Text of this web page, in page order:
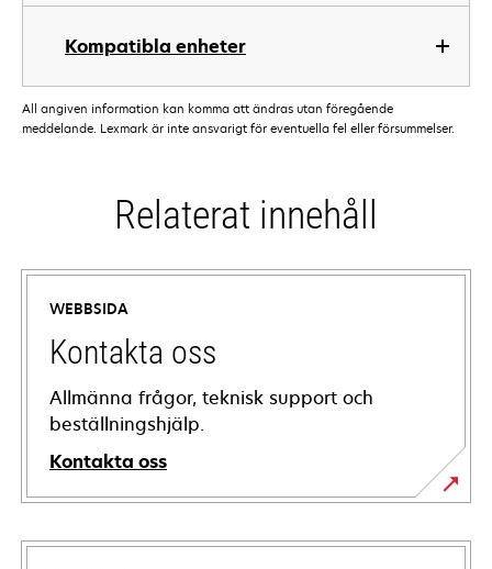
Kompatibla enheter
All angiven information kan komma att ändras utan föregående
meddelande. Lexmark är inte ansvarigt för eventuella fel eller försummelser.
Relaterat innehåll
WEBBSIDA
Kontakta oss
Allmänna frågor, teknisk support och
beställningshjälp.
Kontakta oss